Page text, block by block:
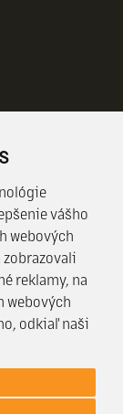
vášho
webových
zobrazovali
reklamy, na
webových
odkiaľ naši
/ 7
a